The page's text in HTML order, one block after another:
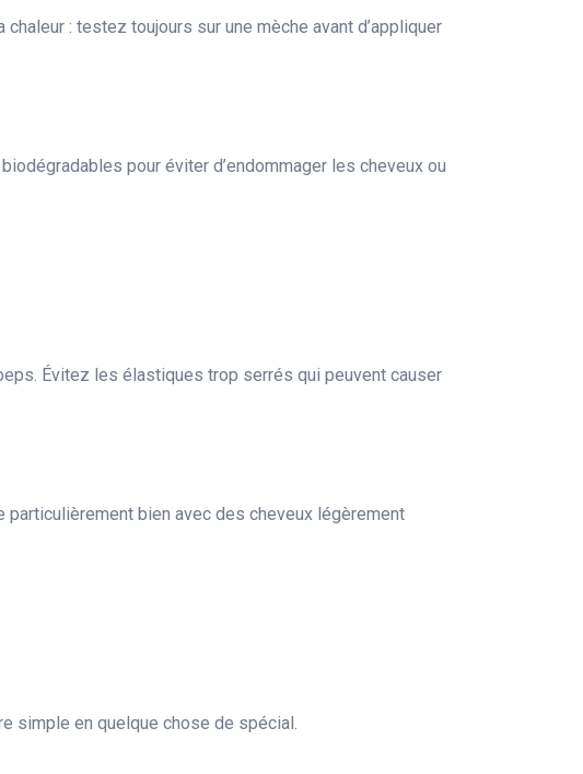
: testez toujours sur une mèche avant d’appliquer
pour éviter d’endommager les cheveux ou
Évitez les élastiques trop serrés qui peuvent causer
bien avec des cheveux légèrement
simple en quelque chose de spécial.